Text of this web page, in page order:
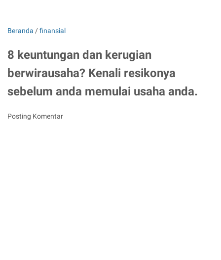
Beranda /finansial
8 keuntungan dan kerugian
berwirausaha? Kenali resikonya
sebelum anda memulai usaha anda.
Posting Komentar